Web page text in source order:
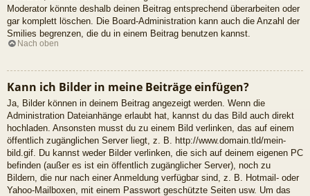
Moderator könnte deshalb deinen Beitrag entsprechend überarbeiten oder
gar komplett löschen. Die Board-Administration kann auch die Anzahl der
Smilies begrenzen, die du in einem Beitrag benutzen kannst.
Nach oben
Kann ich Bilder in meine Beiträge einfügen?
Ja, Bilder können in deinem Beitrag angezeigt werden. Wenn die
Administration Dateianhänge erlaubt hat, kannst du das Bild auch direkt
hochladen. Ansonsten musst du zu einem Bild verlinken, das auf einem
öffentlich zugänglichen Server liegt, z. B. http://www.domain.tld/mein-
bild.gif. Du kannst weder Bilder verlinken, die sich auf deinem eigenen PC
befinden (außer es ist ein öffentlich zugänglicher Server), noch zu
Bildern, die nur nach einer Anmeldung verfügbar sind, z. B. Hotmail- oder
Yahoo-Mailboxen, mit einem Passwort geschützte Seiten usw. Um das